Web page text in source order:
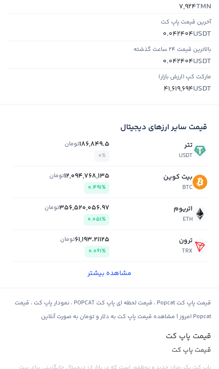
TMN
7,924
آخرین قیمت پاپ کت
USDT
0.042404
بالاترین قیمت ۲۴ ساعت گذشته
USDT
0.042404
مارکت کپ (ارزش بازار)
USDT
41,619,694
قیمت سایر ارزهای دیجیتال
تتر
USDT
186,849.5تومان
0%
بیت کوین
BTC
12,094,768,135تومان
0.491%
اتریوم
ETH
356,520,056.97تومان
0.051%
ترون
TRX
61,193.21125تومان
0.061%
مشاهده بیشتر
قیمت پاپ کت Popcat ، قیمت لحظه ای پاپ کت POPCAT ، نمودار پاپ کت ، قیمت
Popcat امروز | مشاهده قیمت پاپ کت به دلار و تومان به صورت آنلاین
قیمت پاپ کت
قیمت پاپ کت